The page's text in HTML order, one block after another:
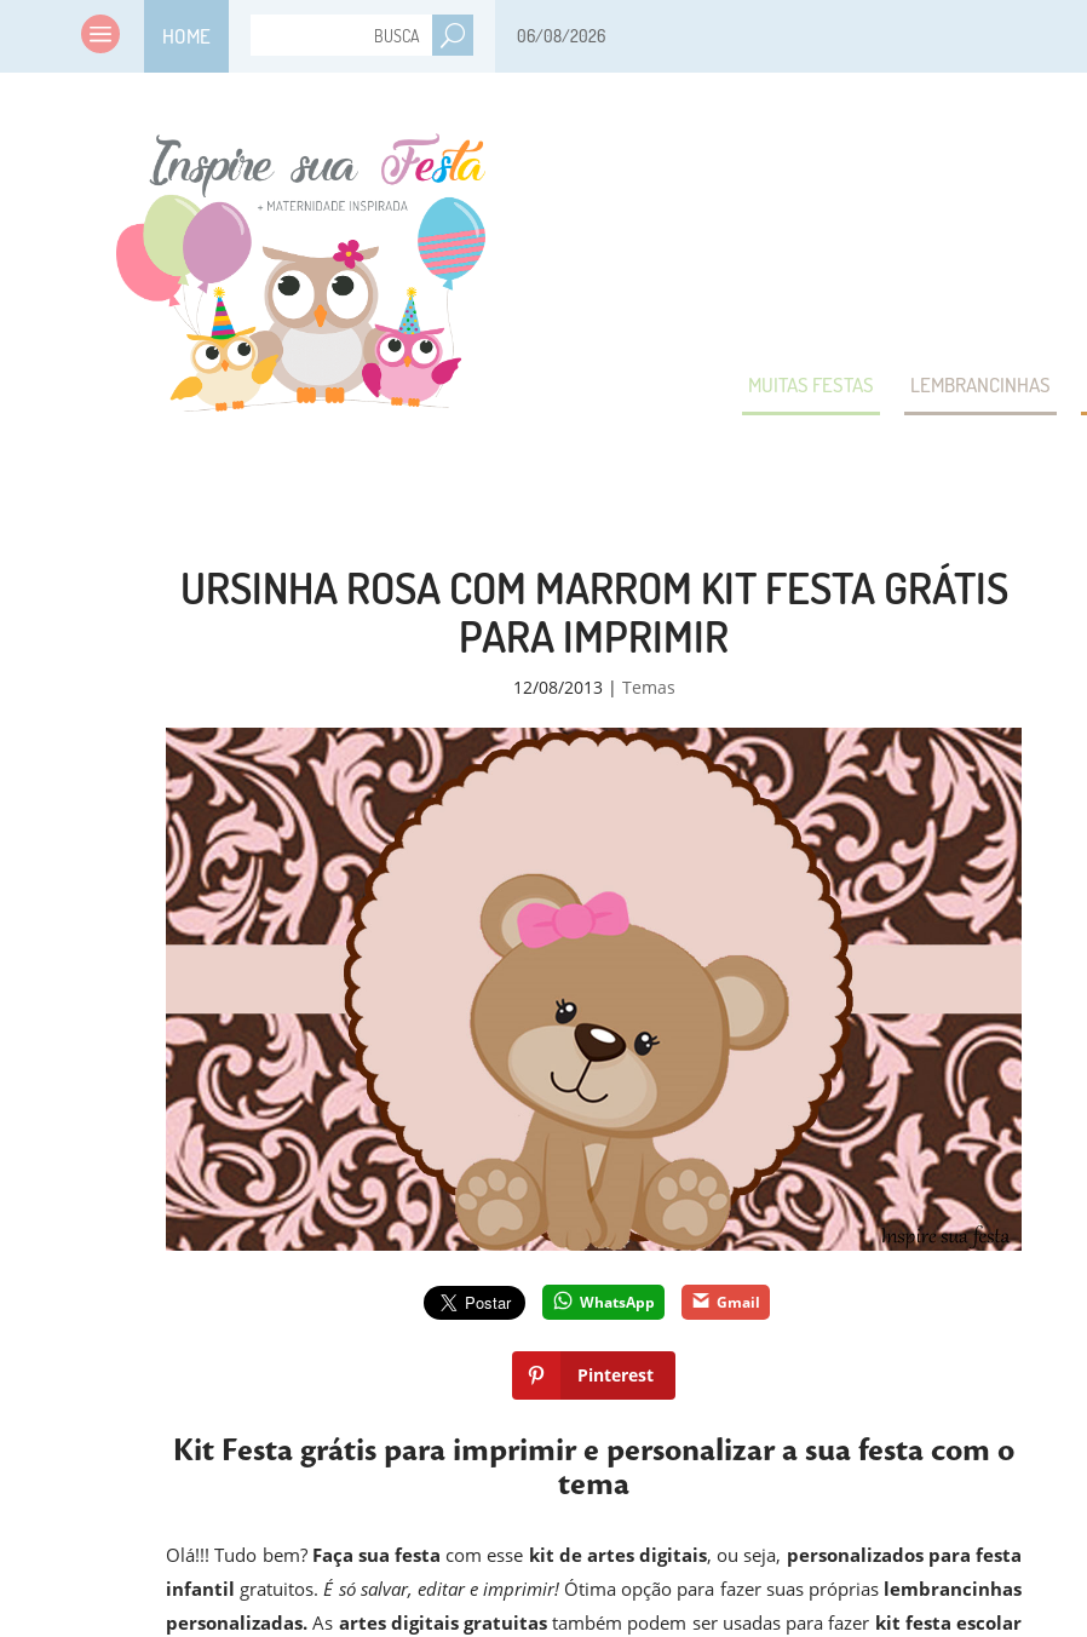
HOME 06/08/2026
MUITAS FESTAS LEMBRANCINHAS
URSINHA ROSA COM MARROM KIT FESTA GRÁTIS
PARA IMPRIMIR
12/08/2013| Temas
WhatsApp Gmail
Pinterest
Kit Festa grátis para imprimir e personalizar a sua festa com o
tema
Olá!!! Tudo bem? Faça sua festa com esse kit de artes digitais, ou seja, personalizados para festa
infantil gratuitos.É só salvar, editar e imprimir! Ótima opção para fazer suas próprias lembrancinhas
personalizadas.As artes digitais gratuitas também podem ser usadas para fazer kit festa escolar